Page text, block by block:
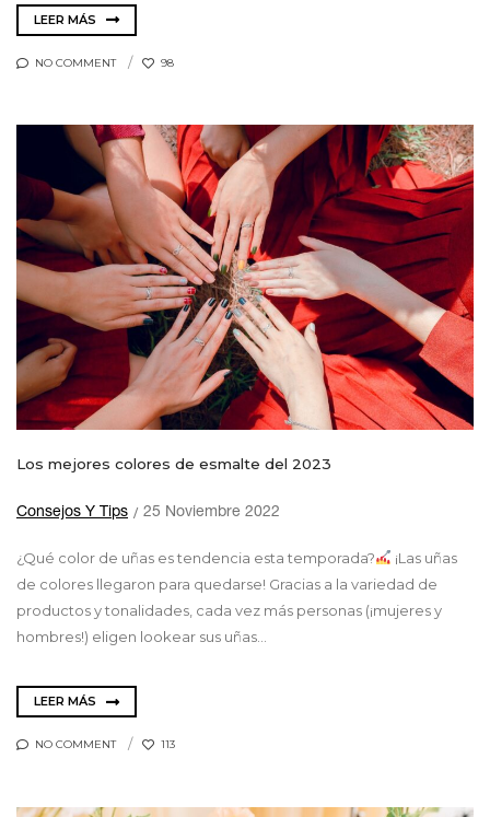
LEER MÁS
NO COMMENT 98
Los mejores colores de esmalte del 2023
Consejos Y Tips 25 Noviembre 2022
¿Qué color de uñas es tendencia esta temporada?
¡Las uñas
de colores llegaron para quedarse! Gracias a la variedad de
productos y tonalidades, cada vez más personas (¡mujeres y
hombres!) eligen lookear sus uñas...
LEER MÁS
NO COMMENT 113